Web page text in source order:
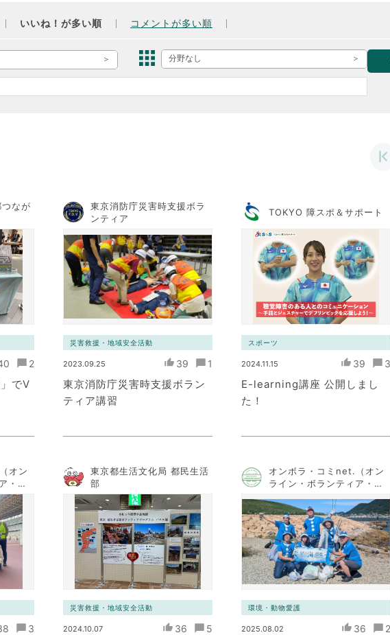
いいね！が多い順 コメントが多い順
分野なし
なが
2
でV
東京消防庁災害時支援ボラ
ンティア
災害救援・地域安全活動
2023.09.25 39 1
東京消防庁災害時支援ボラン
ティア講習
TOKYO 障スポ＆サポート
スポーツ
2024.11.15 39 3
E-learning講座 公開しまし
た！
オン
・コ
ット
3
東京都生活文化局 都民生活
部
災害救援・地域安全活動
2024.10.07 36 5
オンボラ・コミnet.（オン
ライン・ボランティア・コ
ワーク）
環境・動物愛護
2025.08.02 36 2